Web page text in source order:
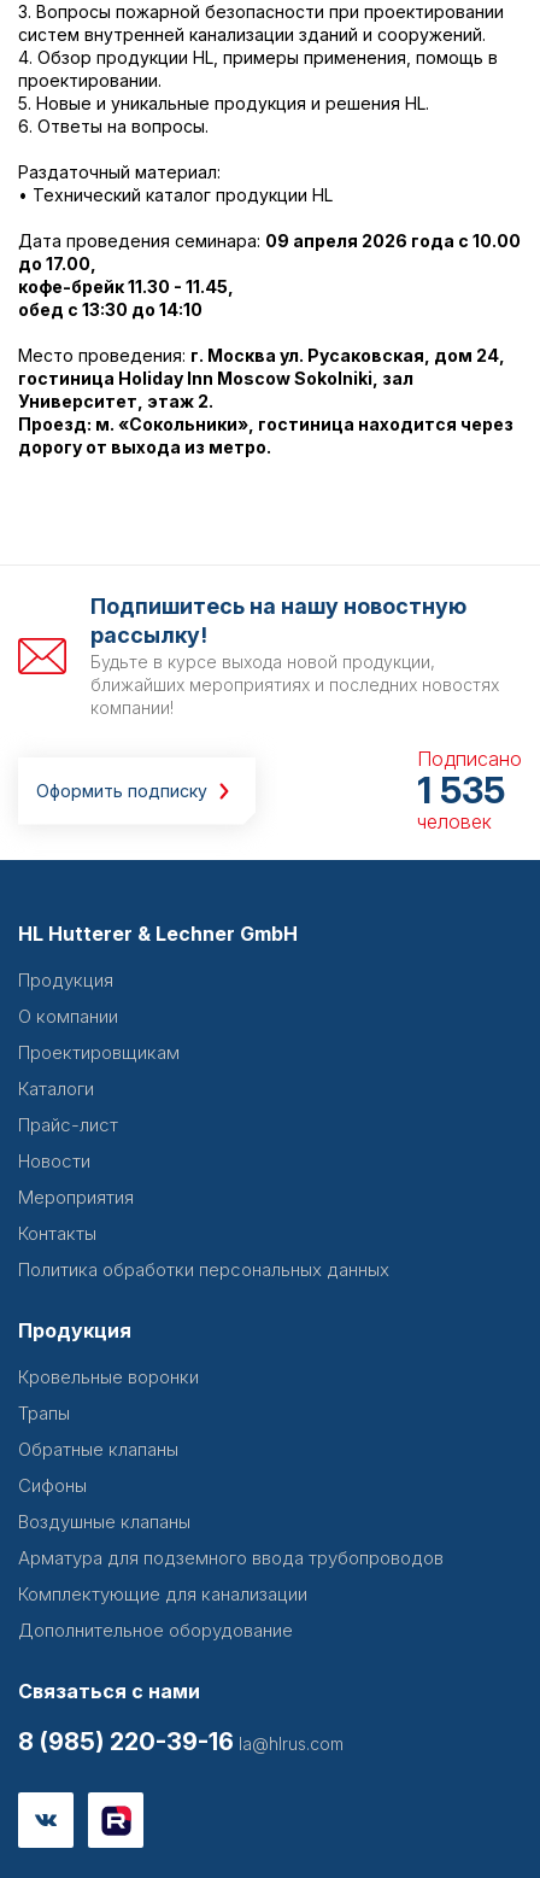
3. Вопросы пожарной безопасности при проектировании
систем внутренней канализации зданий и сооружений.
4. Обзор продукции HL, примеры применения, помощь в
проектировании.
5. Новые и уникальные продукция и решения HL.
6. Ответы на вопросы.
Раздаточный материал:
• Технический каталог продукции HL
Дата проведения семинара: 09 апреля 2026 года с 10.00
до 17.00,
кофе-брейк 11.30 - 11.45,
обед с 13:30 до 14:10
Место проведения: г. Москва ул. Русаковская, дом 24,
гостиница Holiday Inn Moscow Sokolniki, зал
Университет, этаж 2.
Проезд: м. «Сокольники», гостиница находится через
дорогу от выхода из метро.
Подпишитесь на нашу новостную
рассылку!
Будьте в курсе выхода новой продукции,
ближайших мероприятиях и последних новостях
компании!
Оформить подписку
Подписано
1 535
человек
HL Hutterer & Lechner GmbH
Продукция
О компании
Проектировщикам
Каталоги
Прайс-лист
Новости
Мероприятия
Контакты
Политика обработки персональных данных
Продукция
Кровельные воронки
Трапы
Обратные клапаны
Сифоны
Воздушные клапаны
Арматура для подземного ввода трубопроводов
Комплектующие для канализации
Дополнительное оборудование
Связаться с нами
8 (985) 220-39-16 la@hlrus.com